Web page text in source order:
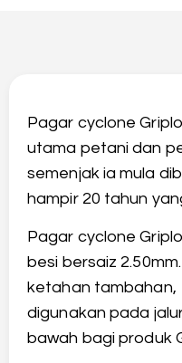
Pagar cyclone
utama petani dan
semenjak ia mula
hampir 20 tahun
Pagar cyclone
besi bersaiz
ketahan tambahan,
digunakan pada
bawah bagi produk